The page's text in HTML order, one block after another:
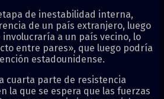
de inestabilidad interna,
de un país extranjero, luego
a un país vecino, lo
entre pares», que luego podría
estadounidense.
cuarta parte de resistencia
la que se espera que las fuerzas